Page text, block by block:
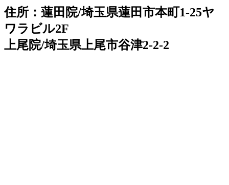
住所：蓮田院/埼玉県蓮田市本町1-25ヤ
ワラビル2F
上尾院/埼玉県上尾市谷津2-2-2